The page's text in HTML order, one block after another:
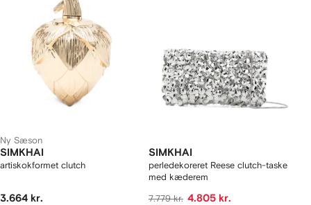
Ny Sæson
SIMKHAI
artiskokformet clutch
3.664 kr.
SIMKHAI
perledekoreret Reese clutch-taske
med kæderem
7.779 kr. 4.805 kr.